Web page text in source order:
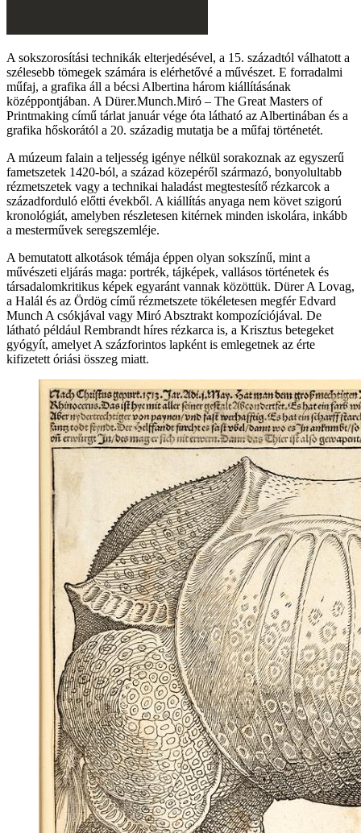
A sokszorosítási technikák elterjedésével, a 15. századtól válhatott a
szélesebb tömegek számára is elérhetővé a művészet. E forradalmi
műfaj, a grafika áll a bécsi Albertina három kiállításának
középpontjában. A Dürer.Munch.Miró – The Great Masters of
Printmaking című tárlat január vége óta látható az Albertinában és a
grafika hőskorától a 20. századig mutatja be a műfaj történetét.
A múzeum falain a teljesség igénye nélkül sorakoznak az egyszerű
fametszetek 1420-ból, a század közepéről származó, bonyolultabb
rézmetszetek vagy a technikai haladást megtestesítő rézkarcok a
századforduló előtti évekből. A kiállítás anyaga nem követ szigorú
kronológiát, amelyben részletesen kitérnek minden iskolára, inkább
a mesterművek seregszemléje.
A bemutatott alkotások témája éppen olyan sokszínű, mint a
művészeti eljárás maga: portrék, tájképek, vallásos történetek és
társadalomkritikus képek egyaránt vannak közöttük. Dürer A Lovag,
a Halál és az Ördög című rézmetszete tökéletesen megfér Edvard
Munch A csókjával vagy Miró Absztrakt kompozíciójával. De
látható például Rembrandt híres rézkarca is, a Krisztus betegeket
gyógyít, amelyet A százforintos lapként is emlegetnek az érte
kifizetett óriási összeg miatt.